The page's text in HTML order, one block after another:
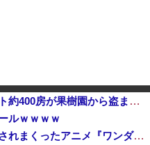
【悲報】今度はシャインマスカット約400房が果樹園から盗まれる 参議院議員「日本人ではないと思う」
ルｗｗｗｗ
あまりにも酷すぎる出来でバカにされまくったアニメ『ワンダンス』、原作者本人が手書きアニメを投稿した結果・・・ｗｗｗｗｗｗ